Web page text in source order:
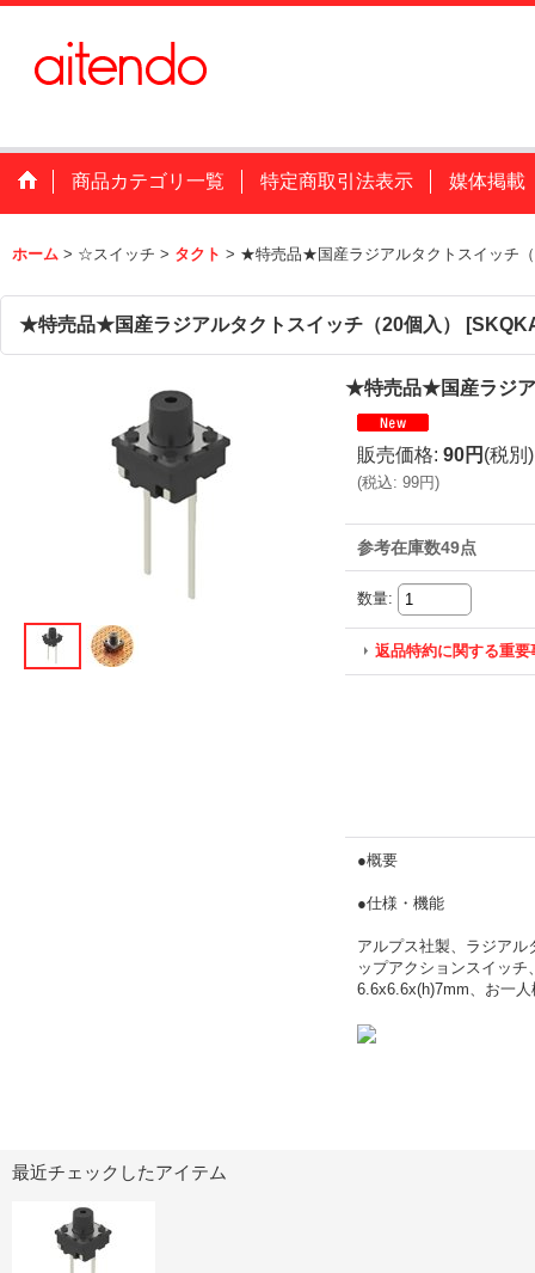
商品カテゴリ一覧 特定商取引法表示 媒体掲載
ホーム > ☆スイッチ > タクト > ★特売品★国産ラジアルタクトスイッチ
★特売品★国産ラジアルタクトスイッチ（20個入） [
★特売品★国産ラジア
販売価格: 90円 (税別)
(税込: 99円)
参考在庫数49点
数量:
返品特約に関する重要
●概要
●仕様・機能
アルプス社製、ラジア
ップアクションスイッ
6.6x6.6x(h)7mm、お一
最近チェックしたアイテム